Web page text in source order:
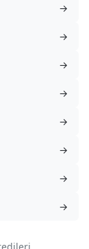
→
→
→
→
→
→
→
→